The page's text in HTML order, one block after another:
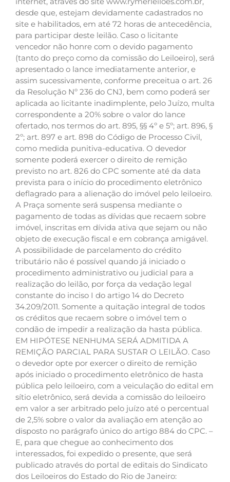
desde que, estejam devidamente cadastrados no
site e habilitados, em até 72 horas de antecedência,
para participar deste leilão. Caso o licitante
vencedor não honre com o devido pagamento
(tanto do preço como da comissão do Leiloeiro), será
apresentado o lance imediatamente anterior, e
assim sucessivamente, conforme preceitua o art. 26
da Resolução Nº 236 do CNJ, bem como poderá ser
aplicada ao licitante inadimplente, pelo Juízo, multa
correspondente a 20% sobre o valor do lance
ofertado, nos termos do art. 895, §§ 4º e 5º; art. 896, §
2º; art. 897 e art. 898 do Código de Processo Civil,
como medida punitiva-educativa. O devedor
somente poderá exercer o direito de remição
previsto no art. 826 do CPC somente até da data
prevista para o início do procedimento eletrônico
deflagrado para a alienação do imóvel pelo leiloeiro.
A Praça somente será suspensa mediante o
pagamento de todas as dívidas que recaem sobre
imóvel, inscritas em dívida ativa que sejam ou não
objeto de execução fiscal e em cobrança amigável.
A possibilidade de parcelamento do crédito
tributário não é possível quando já iniciado o
procedimento administrativo ou judicial para a
realização do leilão, por força da vedação legal
constante do inciso I do artigo 14 do Decreto
34.209/2011. Somente a quitação integral de todos
os créditos que recaem sobre o imóvel tem o
condão de impedir a realização da hasta pública.
EM HIPÓTESE NENHUMA SERÁ ADMITIDA A
REMIÇÃO PARCIAL PARA SUSTAR O LEILÃO. Caso
o devedor opte por exercer o direito de remição
após iniciado o procedimento eletrônico de hasta
pública pelo leiloeiro, com a veiculação do edital em
sítio eletrônico, será devida a comissão do leiloeiro
em valor a ser arbitrado pelo juízo até o percentual
de 2,5% sobre o valor da avaliação em atenção ao
disposto no parágrafo único do artigo 884 do CPC. –
E, para que chegue ao conhecimento dos
interessados, foi expedido o presente, que será
publicado através do portal de editais do Sindicato
dos Leiloeiros do Estado do Rio de Janeiro: